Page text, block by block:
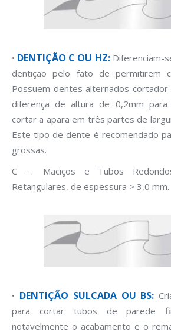
• DENTIÇÃO C OU HZ:Diferenciam-
dentição pelo fato de permitirem
Possuem dentes alternados
diferença de altura de 0,2mm
cortar a apara em três partes de
Este tipo de dente é recomendado
grossas.
C → Maciços e Tubos
Retangulares, de espessura > 3,0 mm.
• DENTIÇÃO SULCADA OU BS:
para cortar tubos de parede
notavelmente o acabamento e o